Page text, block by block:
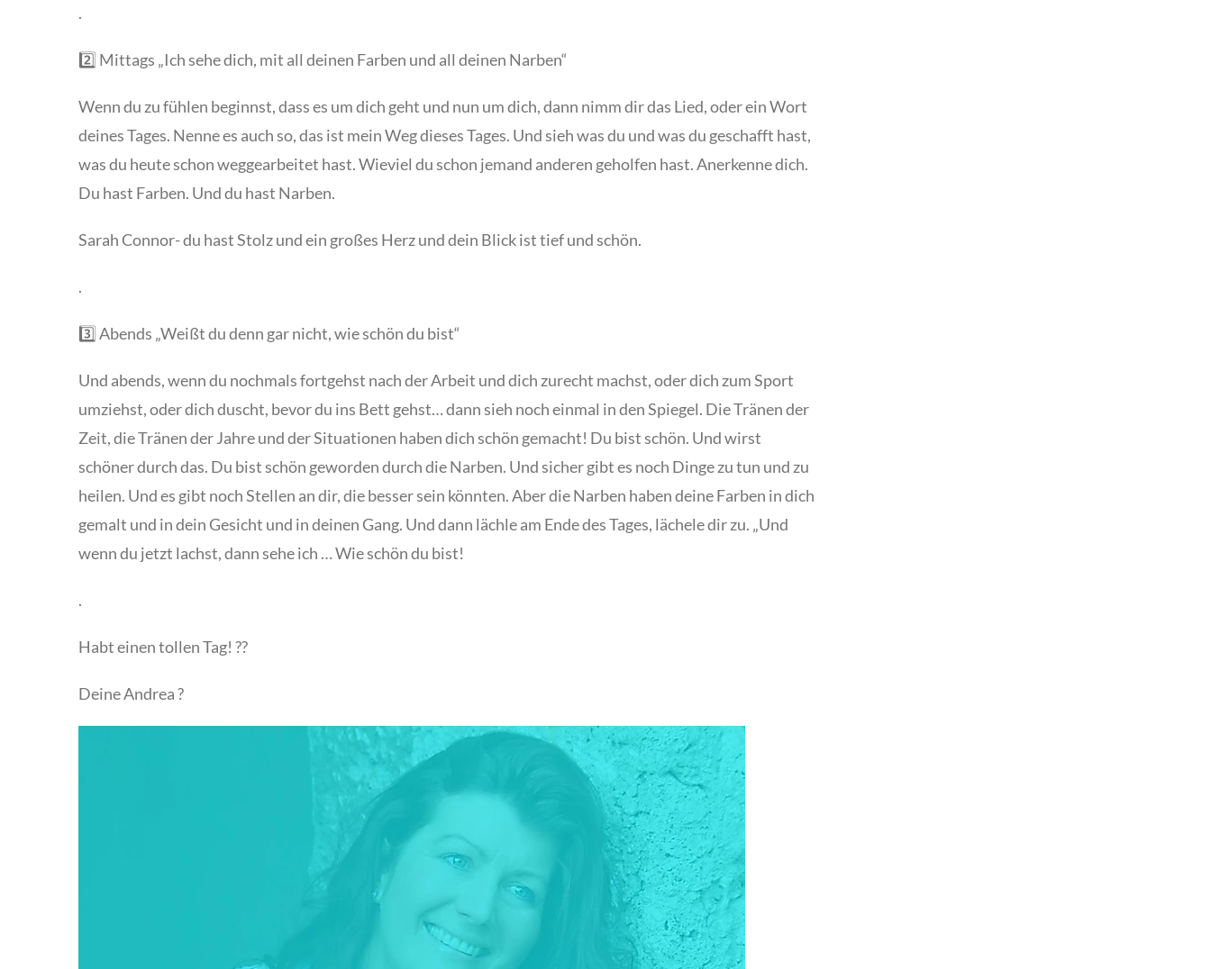
.
2️⃣ Mittags „Ich sehe dich, mit all deinen Farben und all deinen Narben“
Wenn du zu fühlen beginnst, dass es um dich geht und nun um dich, dann nimm dir das Lied, oder ein Wort
deines Tages. Nenne es auch so, das ist mein Weg dieses Tages. Und sieh was du und was du geschafft hast,
was du heute schon weggearbeitet hast. Wieviel du schon jemand anderen geholfen hast. Anerkenne dich.
Du hast Farben. Und du hast Narben.
Sarah Connor- du hast Stolz und ein großes Herz und dein Blick ist tief und schön.
.
3️⃣ Abends „Weißt du denn gar nicht, wie schön du bist“
Und abends, wenn du nochmals fortgehst nach der Arbeit und dich zurecht machst, oder dich zum Sport
umziehst, oder dich duscht, bevor du ins Bett gehst… dann sieh noch einmal in den Spiegel. Die Tränen der
Zeit, die Tränen der Jahre und der Situationen haben dich schön gemacht! Du bist schön. Und wirst
schöner durch das. Du bist schön geworden durch die Narben. Und sicher gibt es noch Dinge zu tun und zu
heilen. Und es gibt noch Stellen an dir, die besser sein könnten. Aber die Narben haben deine Farben in dich
gemalt und in dein Gesicht und in deinen Gang. Und dann lächle am Ende des Tages, lächele dir zu. „Und
wenn du jetzt lachst, dann sehe ich … Wie schön du bist!
.
Habt einen tollen Tag! ??
Deine Andrea ?